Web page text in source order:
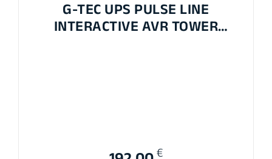
G-TEC UPS PULSE LINE
INTERACTIVE AVR TOWER
€